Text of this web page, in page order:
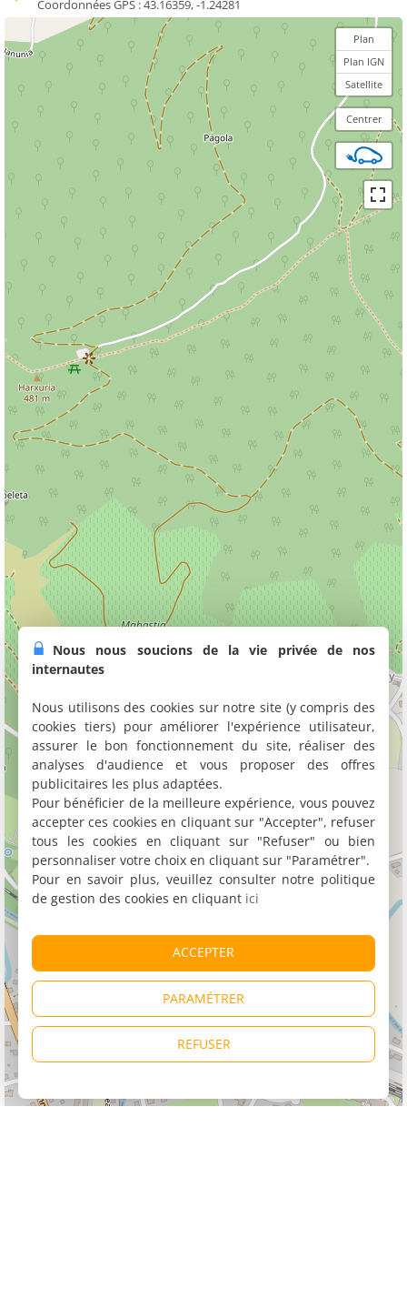
Coordonnées GPS :43.16359, -1.24281
Plan
Plan IGN
Satellite
Centrer
Nous nous soucions de la vie privée de nos
internautes
Nous utilisons des cookies sur notre site (y compris des
cookies tiers) pour améliorer l'expérience utilisateur,
assurer le bon fonctionnement du site, réaliser des
analyses d'audience et vous proposer des offres
publicitaires les plus adaptées.
Pour bénéficier de la meilleure expérience, vous pouvez
accepter ces cookies en cliquant sur "Accepter", refuser
tous les cookies en cliquant sur "Refuser" ou bien
personnaliser votre choix en cliquant sur "Paramétrer".
Pour en savoir plus, veuillez consulter notre politique
de gestion des cookies en cliquant ici
ACCEPTER
PARAMÉTRER
REFUSER